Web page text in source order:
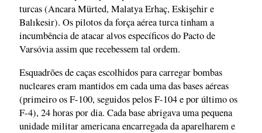
turcas (Ancara Mürted, Malatya Erhaç, Eskişehir e
Balıkesir). Os pilotos da força aérea turca tinham a
incumbência de atacar alvos específicos do Pacto de
Varsóvia assim que recebessem tal ordem.
Esquadrões de caças escolhidos para carregar bombas
nucleares eram mantidos em cada uma das bases aéreas
(primeiro os F-100, seguidos pelos F-104 e por último os
F-4), 24 horas por dia. Cada base abrigava uma pequena
unidade militar americana encarregada da aparelharem e